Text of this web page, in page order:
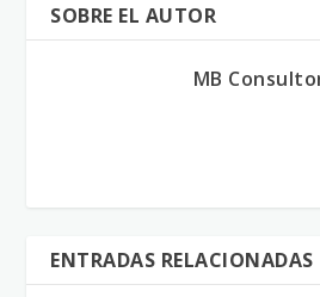
SOBRE EL AUTOR
MB
ENTRADAS RELACIONADAS